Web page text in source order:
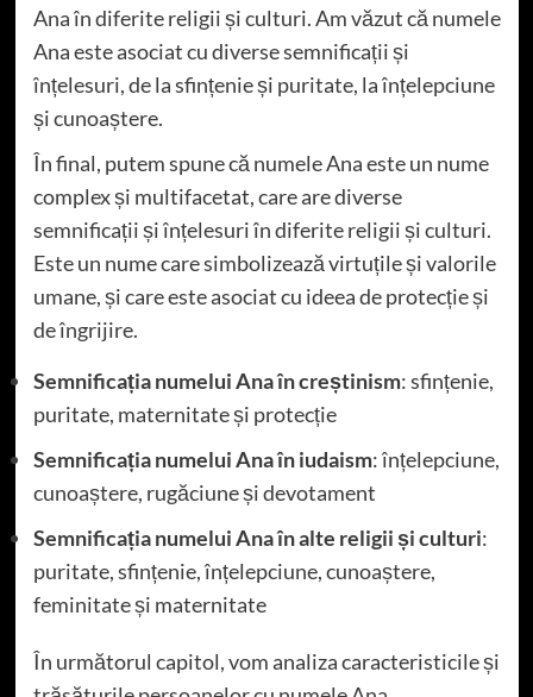
Ana în diferite religii și culturi. Am văzut că numele
Ana este asociat cu diverse semnificații și
înțelesuri, de la sfințenie și puritate, la înțelepciune
și cunoaștere.
În final, putem spune că numele Ana este un nume
complex și multifacetat, care are diverse
semnificații și înțelesuri în diferite religii și culturi.
Este un nume care simbolizează virtuțile și valorile
umane, și care este asociat cu ideea de protecție și
de îngrijire.
Semnificația numelui Ana în creștinism: sfințenie,
puritate, maternitate și protecție
Semnificația numelui Ana în iudaism: înțelepciune,
cunoaștere, rugăciune și devotament
Semnificația numelui Ana în alte religii și culturi:
puritate, sfințenie, înțelepciune, cunoaștere,
feminitate și maternitate
În următorul capitol, vom analiza caracteristicile și